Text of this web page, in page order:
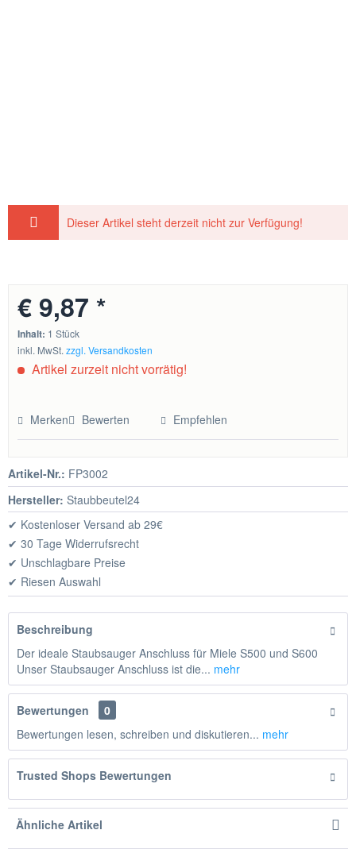
Dieser Artikel steht derzeit nicht zur Verfügung!
€ 9,87 *
Inhalt: 1 Stück
inkl. MwSt.zzgl. Versandkosten
Artikel zurzeit nicht vorrätig!
Merken Bewerten Empfehlen
Artikel-Nr.: FP3002
Hersteller: Staubbeutel24
✔ Kostenloser Versand ab 29€
✔ 30 Tage Widerrufsrecht
✔ Unschlagbare Preise
✔ Riesen Auswahl
Beschreibung
Der ideale Staubsauger Anschluss für Miele S500 und S600
Unser Staubsauger Anschluss ist die... mehr
Bewertungen
0
Bewertungen lesen, schreiben und diskutieren... mehr
Trusted Shops Bewertungen
Ähnliche Artikel